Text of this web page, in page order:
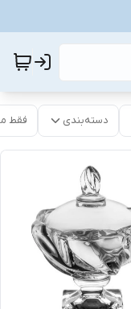
دسته‌بندی فقط